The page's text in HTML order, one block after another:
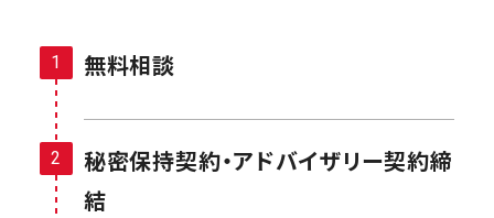
無料相談
秘密保持契約・アドバイザリー契約締
結